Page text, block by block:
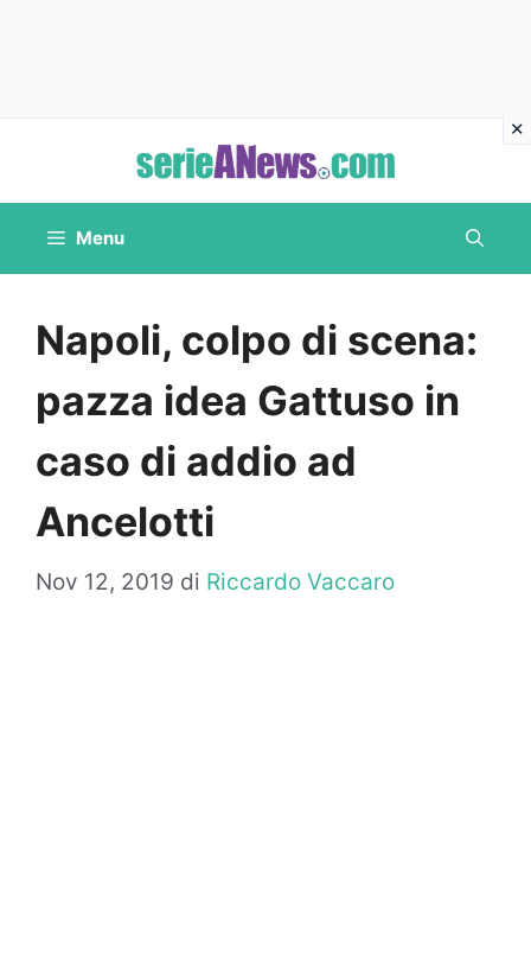
contenuto
Menu
Napoli, colpo di scena:
pazza idea Gattuso in
caso di addio ad
Ancelotti
Nov 12, 2019 di Riccardo Vaccaro